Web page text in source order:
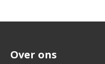
Over ons